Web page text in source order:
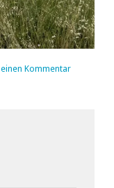
einen Kommentar